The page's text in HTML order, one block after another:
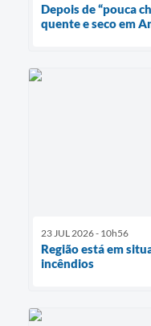
Depois de “pouca
quente e seco em
23 JUL 2026 - 10h56
Região está em
incêndios